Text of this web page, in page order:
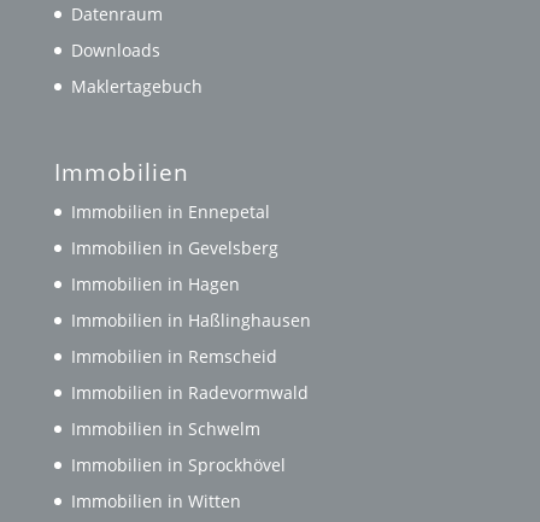
Datenraum
Downloads
Maklertagebuch
Immobilien
Immobilien in Ennepetal
Immobilien in Gevelsberg
Immobilien in Hagen
Immobilien in Haßlinghausen
Immobilien in Remscheid
Immobilien in Radevormwald
Immobilien in Schwelm
Immobilien in Sprockhövel
Immobilien in Witten